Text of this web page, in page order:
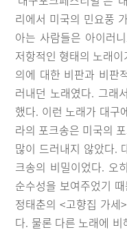
리에서 미국의 민요풍
아는 사람들은 아이러
저항적인 형태의 노래
의에 대한 비판과 비판
러내던 노래였다. 그래
했다. 이런 노래가 대구
라의 포크송은 미국의
많이 드러내지 않았다.
크송의 비밀이었다. 오
순수성을 보여주었기
정태춘의 <고향집 가세
다. 물론 다른 노래에